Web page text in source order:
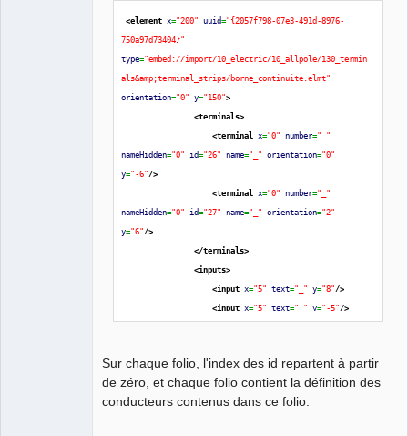
<element x="200" uuid="{2057f798-07e3-491d-8976-
750a97d73404}"
type="embed://import/10_electric/10_allpole/130_termin
als&amp;terminal_strips/borne_continuite.elmt"
orientation="0" y="150">
<terminals>
<terminal x="0" number="_"
nameHidden="0" id="26" name="_" orientation="0"
y="-6"/>
<terminal x="0" number="_"
nameHidden="0" id="27" name="_" orientation="2"
y="6"/>
</terminals>
<inputs>
<input x="5" text="_" y="8"/>
<input x="5" text="_" y="-5"/>
</elements >
<conductors>
<conductor vertirotatetext="270"
Sur chaque folio, l'index des id repartent à partir
de zéro, et chaque folio contient la définition des
conducteurs contenus dans ce folio.